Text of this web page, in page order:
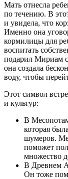
Мать отнесла
по течению. В
и увидела, что
Именно она
кормилицы для
воспитать
подарил Мириам
она создала
воду, чтобы
Этот символ
и культур:
В
которая
шумеров.
поможет
множество
В Древнем
Он тоже